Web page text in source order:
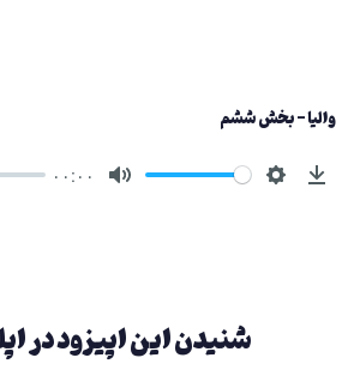
والیا - بخش ششم
۰۰:۰۰
شنیدن این اپیزود در